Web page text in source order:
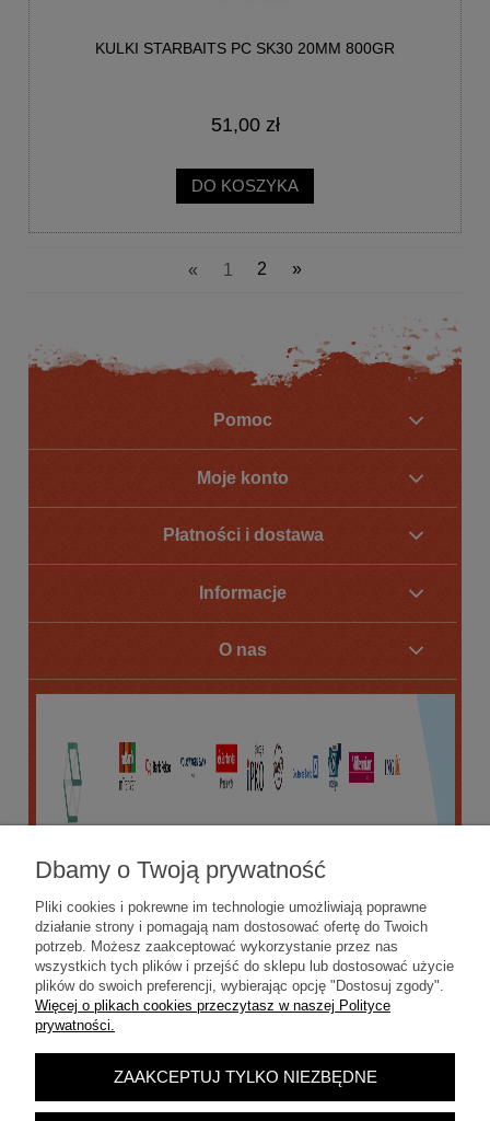
KULKI STARBAITS PC SK30 20MM 800GR
51,00 zł
DO KOSZYKA
« 1 2 »
Pomoc
Moje konto
Płatności i dostawa
Informacje
O nas
POKAŻ PEŁNĄ WERSJĘ STRONY
Sklep internetowy Shoper.pl
Dbamy o Twoją prywatność
Pliki cookies i pokrewne im technologie umożliwiają poprawne
działanie strony i pomagają nam dostosować ofertę do Twoich
potrzeb. Możesz zaakceptować wykorzystanie przez nas
wszystkich tych plików i przejść do sklepu lub dostosować użycie
plików do swoich preferencji, wybierając opcję "Dostosuj zgody".
Więcej o plikach cookies przeczytasz w naszej Polityce
prywatności.
ZAAKCEPTUJ TYLKO NIEZBĘDNE